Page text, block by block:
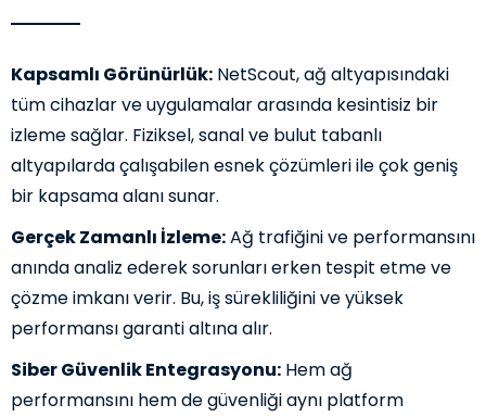
Kapsamlı Görünürlük: NetScout, ağ altyapısındaki
tüm cihazlar ve uygulamalar arasında kesintisiz bir
izleme sağlar. Fiziksel, sanal ve bulut tabanlı
altyapılarda çalışabilen esnek çözümleri ile çok geniş
bir kapsama alanı sunar.
Gerçek Zamanlı İzleme:Ağ trafiğini ve performansını
anında analiz ederek sorunları erken tespit etme ve
çözme imkanı verir. Bu, iş sürekliliğini ve yüksek
performansı garanti altına alır.
Siber Güvenlik Entegrasyonu: Hem ağ
performansını hem de güvenliği aynı platform